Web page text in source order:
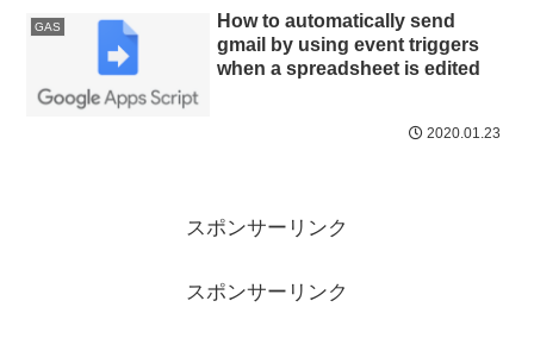
GAS
How to automatically send
gmail by using event triggers
when a spreadsheet is edited
2020.01.23
スポンサーリンク
スポンサーリンク